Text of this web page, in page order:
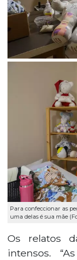
Para confeccionar as
uma delas é sua mãe
Os relatos
intensos.